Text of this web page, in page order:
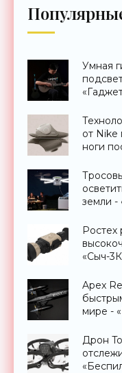
Умная
от Nike
ноги
земли -
Ростех
«Сыч-
Apex
мире -
Дрон